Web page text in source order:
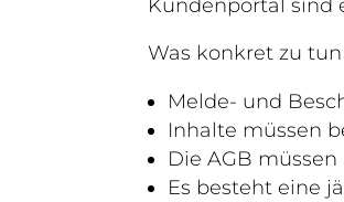
Kundenportal sind
Was konkret zu tun
Melde- und
Inhalte müssen
Die AGB
Es besteht eine